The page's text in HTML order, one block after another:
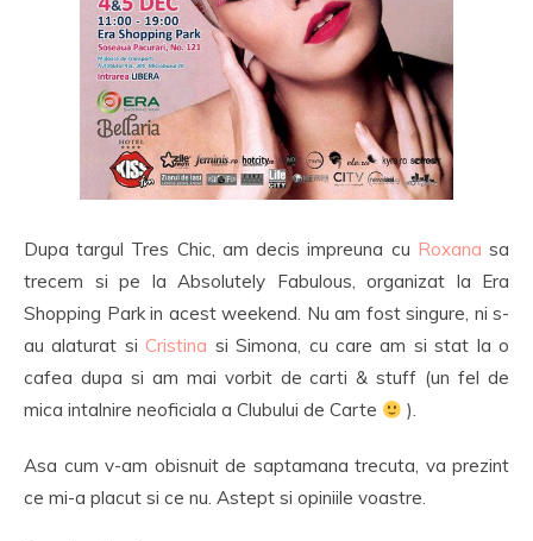
Dupa targul Tres Chic, am decis impreuna cu Roxana sa
trecem si pe la Absolutely Fabulous, organizat la Era
Shopping Park in acest weekend. Nu am fost singure, ni s-
au alaturat siCristina si Simona, cu care am si stat la o
cafea dupa si am mai vorbit de carti & stuff (un fel de
mica intalnire neoficiala a Clubului de Carte
).
Asa cum v-am obisnuit de saptamana trecuta, va prezint
ce mi-a placut si ce nu. Astept si opiniile voastre.